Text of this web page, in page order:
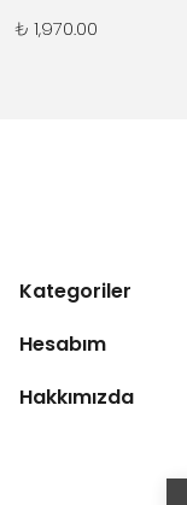
₺ 1,970.00
Kategoriler
Hesabım
Hakkımızda